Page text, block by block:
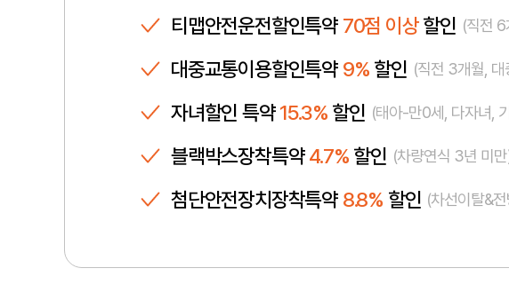
티맵안전운전할인특약 70점 이상할인 (직전
대중교통이용할인특약 9% 할인 (직전 3개월,
자녀할인 특약15.3% 할인 (태아-만0세, 다자녀,
블랙박스장착특약4.7% 할인 (차량연식 3년 미
첨단안전장치장착특약 8.8% 할인 (차선이탈&